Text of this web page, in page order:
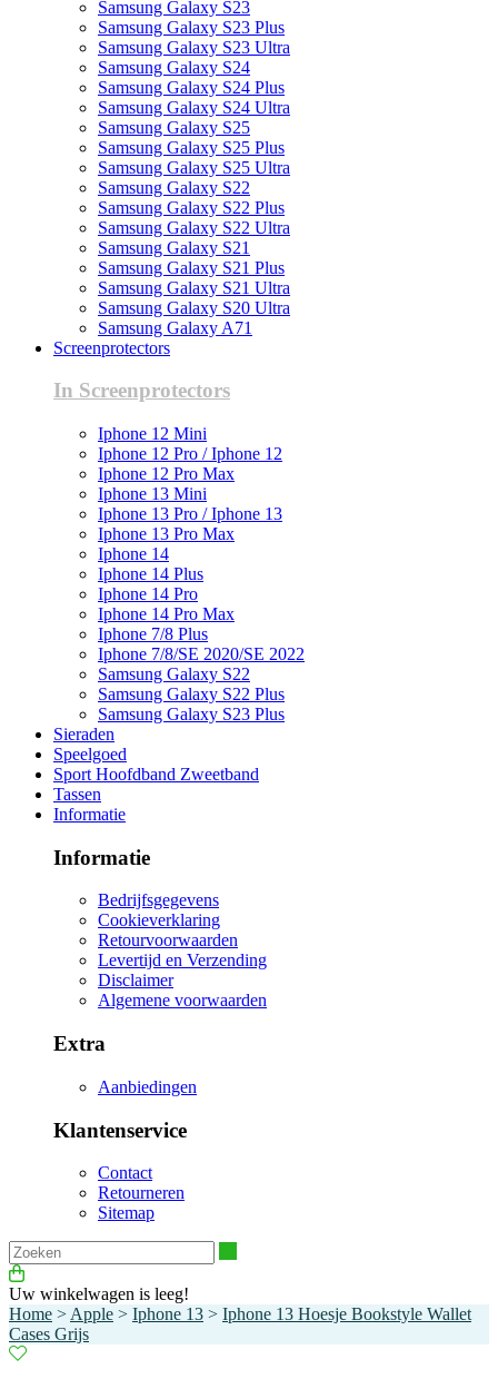
Samsung Galaxy S23
Samsung Galaxy S23 Plus
Samsung Galaxy S23 Ultra
Samsung Galaxy S24
Samsung Galaxy S24 Plus
Samsung Galaxy S24 Ultra
Samsung Galaxy S25
Samsung Galaxy S25 Plus
Samsung Galaxy S25 Ultra
Samsung Galaxy S22
Samsung Galaxy S22 Plus
Samsung Galaxy S22 Ultra
Samsung Galaxy S21
Samsung Galaxy S21 Plus
Samsung Galaxy S21 Ultra
Samsung Galaxy S20 Ultra
Samsung Galaxy A71
Screenprotectors
In Screenprotectors
Iphone 12 Mini
Iphone 12 Pro / Iphone 12
Iphone 12 Pro Max
Iphone 13 Mini
Iphone 13 Pro / Iphone 13
Iphone 13 Pro Max
Iphone 14
Iphone 14 Plus
Iphone 14 Pro
Iphone 14 Pro Max
Iphone 7/8 Plus
Iphone 7/8/SE 2020/SE 2022
Samsung Galaxy S22
Samsung Galaxy S22 Plus
Samsung Galaxy S23 Plus
Sieraden
Speelgoed
Sport Hoofdband Zweetband
Tassen
Informatie
Informatie
Bedrijfsgegevens
Cookieverklaring
Retourvoorwaarden
Levertijd en Verzending
Disclaimer
Algemene voorwaarden
Extra
Aanbiedingen
Klantenservice
Contact
Retourneren
Sitemap
Uw winkelwagen is leeg!
Home > Apple > Iphone 13 > Iphone 13 Hoesje Bookstyle Wallet
Cases Grijs